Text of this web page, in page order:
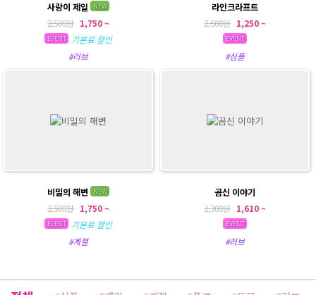
사랑이 제일 NEW
2,500원 1,750 ~
EVENT
기본료 할인
#러브
라인크라프트
2,500원 1,250 ~
EVENT
#심플
비밀의 해변 NEW
2,500원 1,750 ~
EVENT
기본료 할인
#계절
곰신 이야기
2,300원 1,610 ~
EVENT
#러브